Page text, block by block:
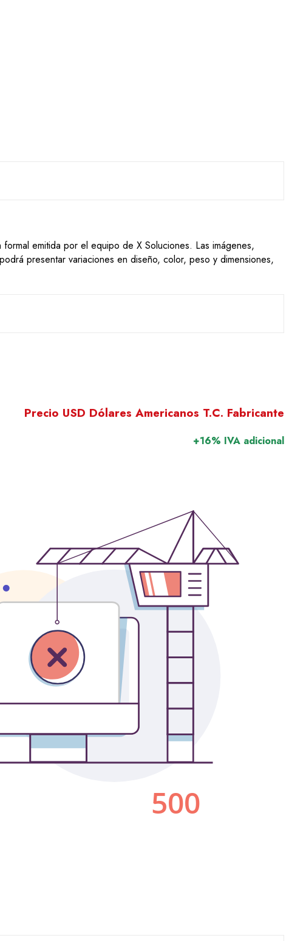
emitida por el equipo de X Soluciones. Las imágenes,
presentar variaciones en diseño, color, peso y dimensiones,
Precio USD Dólares Americanos T.C. Fabricante
+16% IVA adicional